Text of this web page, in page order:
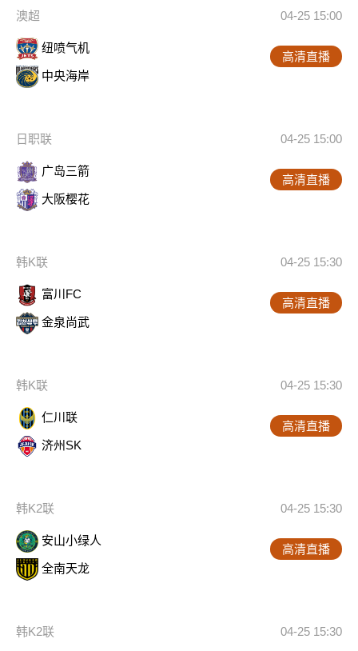
澳超 04-25 15:00
纽喷气机
中央海岸
高清直播
日职联 04-25 15:00
广岛三箭
大阪樱花
高清直播
韩K联 04-25 15:30
富川FC
金泉尚武
高清直播
韩K联 04-25 15:30
仁川联
济州SK
高清直播
韩K2联 04-25 15:30
安山小绿人
全南天龙
高清直播
韩K2联 04-25 15:30